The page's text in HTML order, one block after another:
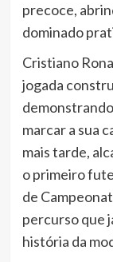
precoce,
dominado
Cristiano
jogada
marcar a sua
mais tarde,
o primeiro
de
percurso que
história da